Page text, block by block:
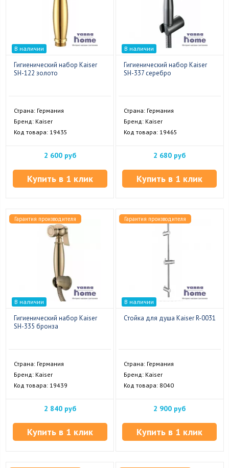
В наличии
Гигиенический набор Kaiser
SH-122 золото
Страна: Германия
Бренд: Kaiser
Код товара: 19435
2 600 руб
Купить в 1 клик
В наличии
Гигиенический набор Kaiser
SH-337 серебро
Страна: Германия
Бренд: Kaiser
Код товара: 19465
2 680 руб
Купить в 1 клик
Гарантия производителя
В наличии
Гигиенический набор Kaiser
SH-335 бронза
Страна: Германия
Бренд: Kaiser
Код товара: 19439
2 840 руб
Купить в 1 клик
Гарантия производителя
В наличии
Стойка для душа Kaiser R-0031
Страна: Германия
Бренд: Kaiser
Код товара: 8040
2 900 руб
Купить в 1 клик